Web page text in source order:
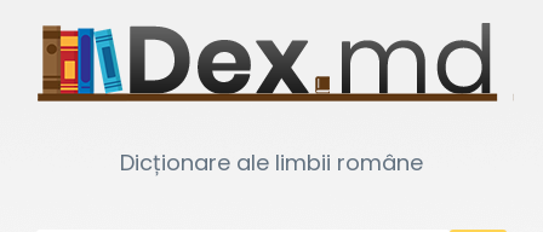
Dicționare ale limbii române